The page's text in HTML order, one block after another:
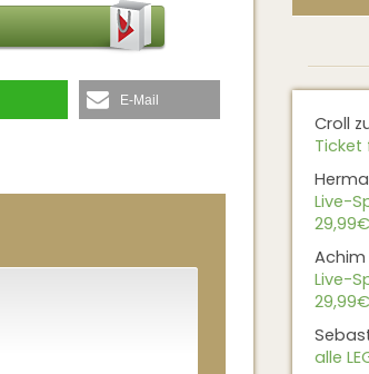
E-Mail
Croll
Live-
Live-
alle